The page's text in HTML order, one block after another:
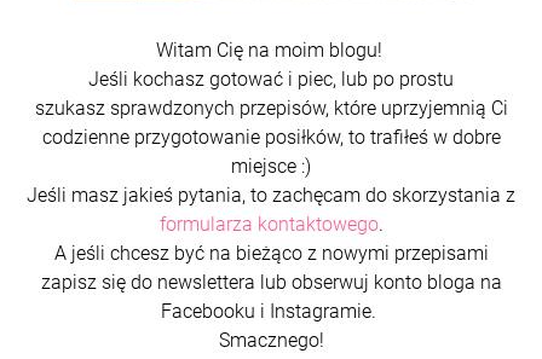
Witam Cię na moim blogu!
Jeśli kochasz gotować i piec, lub po prostu
szukasz sprawdzonych przepisów, które uprzyjemnią Ci
codzienne przygotowanie posiłków, to trafiłeś w dobre
miejsce :)
Jeśli masz jakieś pytania, to zachęcam do skorzystania z
formularza kontaktowego.
A jeśli chcesz być na bieżąco z nowymi przepisami
zapisz się do newslettera lub obserwuj konto bloga na
Facebooku i Instagramie.
Smacznego!